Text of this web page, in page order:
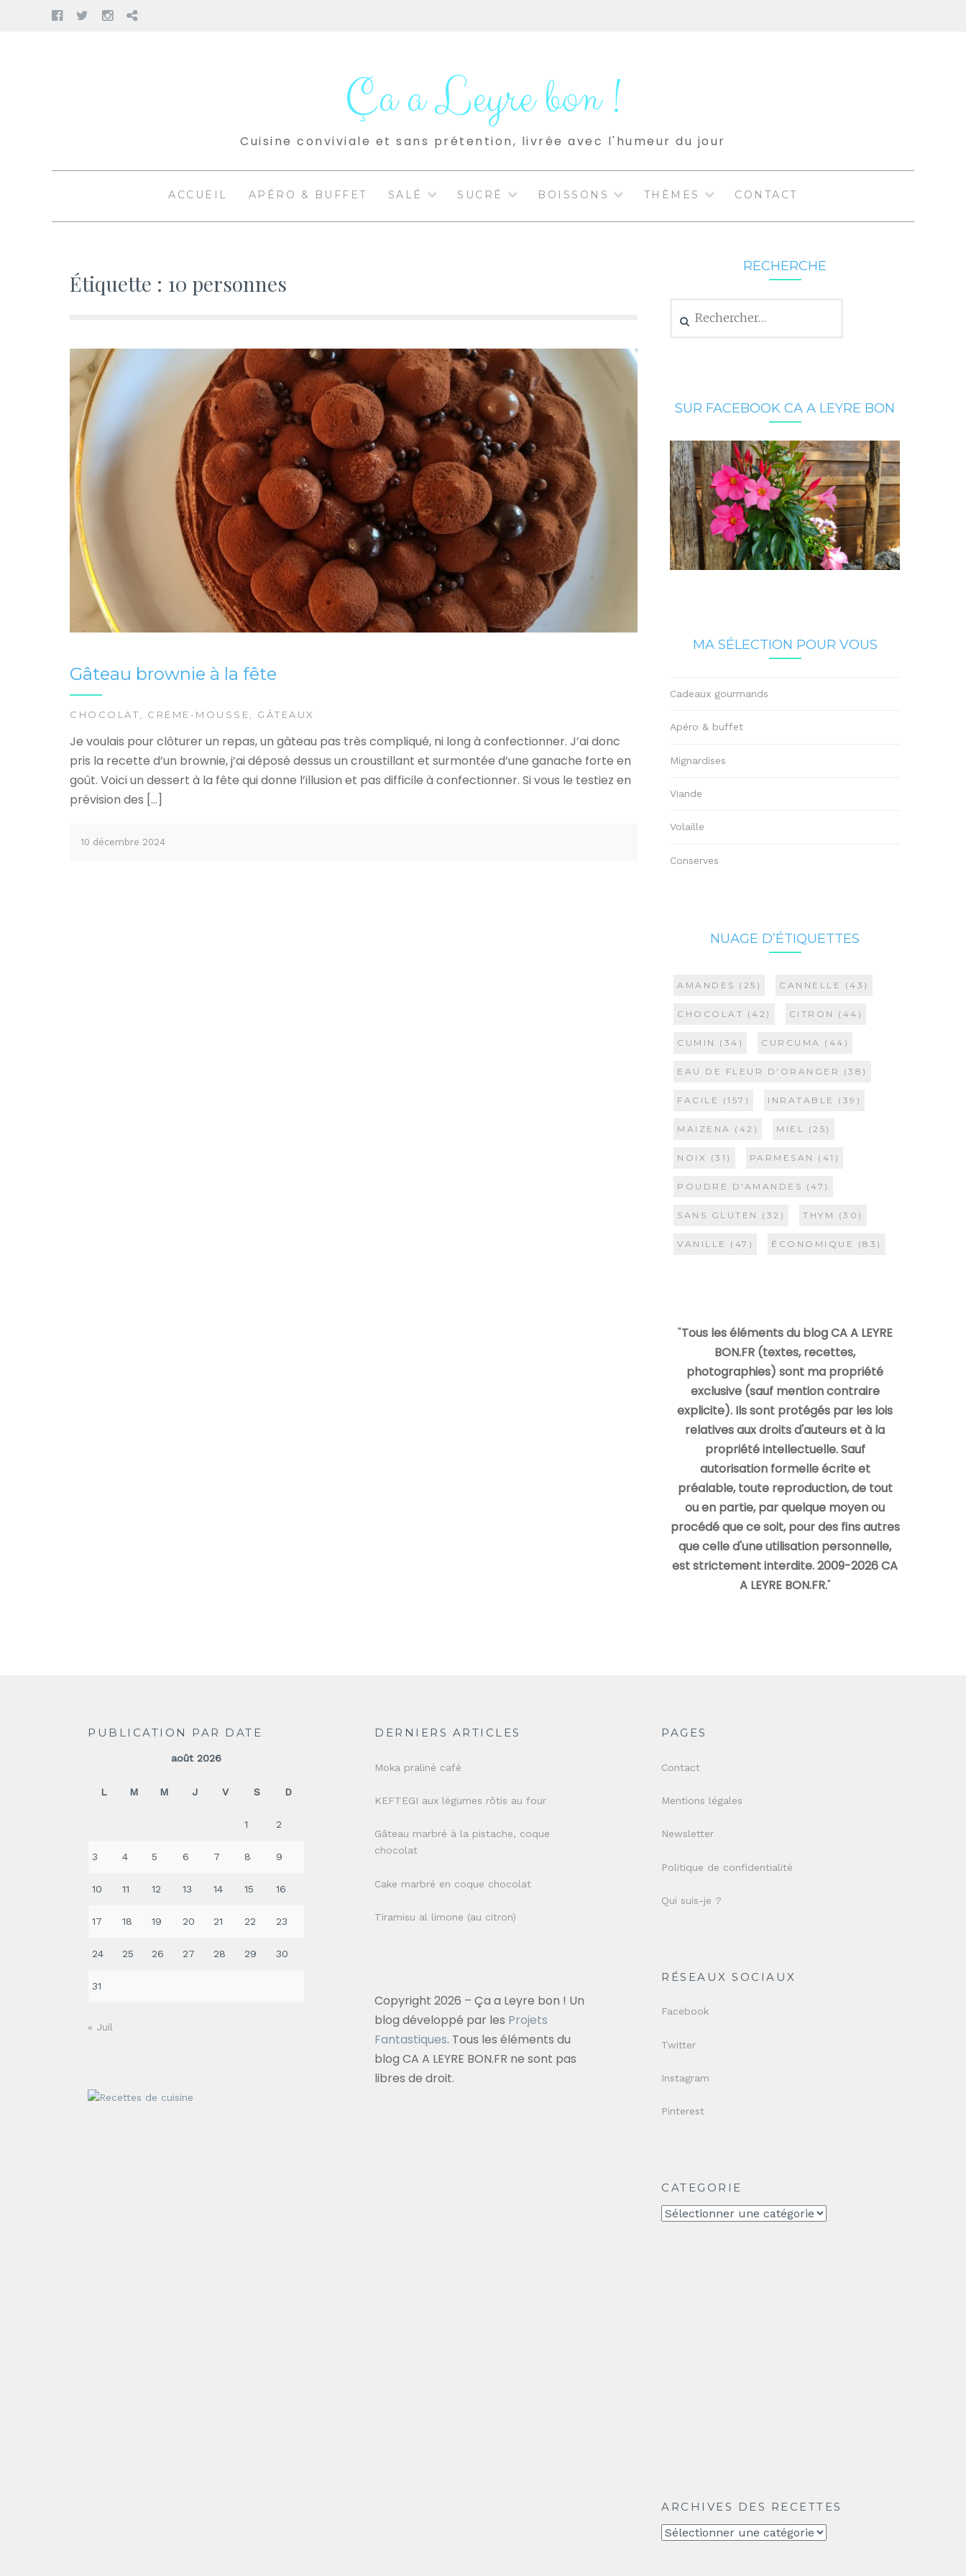
FacebookTwitter
Instagram
Pinterest
Ça a Leyre bon !
Cuisine conviviale et sans prétention, livrée avec l'humeur du jour
ACCUEIL APÉRO & BUFFET SALÉ SUCRÉ BOISSONS THÈMES CONTACT
Étiquette : 10 personnes
Gâteau brownie à la fête
CHOCOLAT CREME-MOUSSE GÂTEAUX
Je voulais pour clôturer un repas, un gâteau pas très compliqué, ni long à confectionner. J’ai donc
pris la recette d’un brownie, j’ai déposé dessus un croustillant et surmontée d’une ganache forte en
goût. Voici un dessert à la fête qui donne l’illusion et pas difficile à confectionner. Si vous le testiez en
prévision des […]
10 décembre 2024
RECHERCHE
SUR FACEBOOK CA A LEYRE BON
MA SÉLECTION POUR VOUS
Cadeaux gourmands
Apéro & buffet
Mignardises
Viande
Volaille
Conserves
NUAGE D’ÉTIQUETTES
AMANDES (25) CANNELLE (43)
CHOCOLAT (42) CITRON (44)
CUMIN (34) CURCUMA (44)
EAU DE FLEUR D'ORANGER (38)
FACILE (157) INRATABLE (39)
MAIZENA (42) MIEL (25)
NOIX (31) PARMESAN (41)
POUDRE D'AMANDES (47)
SANS GLUTEN (32) THYM (30)
VANILLE (47) ÉCONOMIQUE (83)
"Tous les éléments du blog CA A LEYRE
BON.FR (textes, recettes,
photographies) sont ma propriété
exclusive (sauf mention contraire
explicite). Ils sont protégés par les lois
relatives aux droits d'auteurs et à la
propriété intellectuelle. Sauf
autorisation formelle écrite et
préalable, toute reproduction, de tout
ou en partie, par quelque moyen ou
procédé que ce soit, pour des fins autres
que celle d'une utilisation personnelle,
est strictement interdite. 2009-2026 CA
A LEYRE BON.FR."
PUBLICATION PAR DATE
août 2026
L M M J V S D
1 2
3 4 5 6 7 8 9
10 11 12 13 14 15 16
17 18 19 20 21 22 23
24 25 26 27 28 29 30
31
« Juil
DERNIERS ARTICLES
Moka praliné café
KEFTEGI aux légumes rôtis au four
Gâteau marbré à la pistache, coque
chocolat
Cake marbré en coque chocolat
Tiramisu al limone (au citron)
Copyright 2026 – Ça a Leyre bon ! Un
blog développé par les Projets
Fantastiques. Tous les éléments du
blog CA A LEYRE BON.FR ne sont pas
libres de droit.
PAGES
Contact
Mentions légales
Newsletter
Politique de confidentialité
Qui suis-je ?
RÉSEAUX SOCIAUX
Facebook
Twitter
Instagram
Pinterest
CATEGORIE
CATEGORIE
ARCHIVES DES RECETTES
Archives